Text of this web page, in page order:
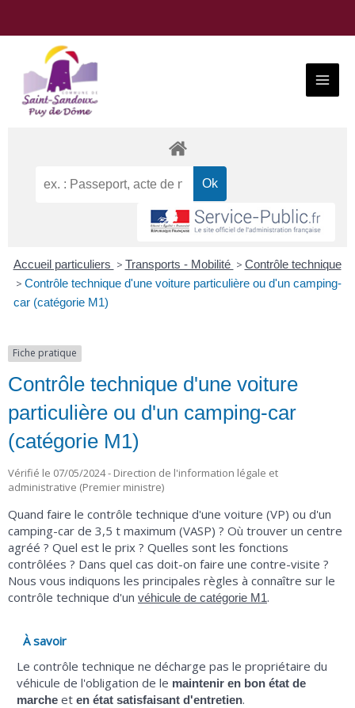
Menu
Accueil particuliers > Transports - Mobilité > Contrôle technique
> Contrôle technique d'une voiture particulière ou d'un camping-
car (catégorie M1)
Fiche pratique
Contrôle technique d'une voiture
particulière ou d'un camping-car
(catégorie M1)
Vérifié le 07/05/2024 - Direction de l'information légale et
administrative (Premier ministre)
Quand faire le contrôle technique d'une voiture (VP) ou d'un
camping-car de 3,5 t maximum (VASP) ? Où trouver un centre
agréé ? Quel est le prix ? Quelles sont les fonctions
contrôlées ? Dans quel cas doit-on faire une contre-visite ?
Nous vous indiquons les principales règles à connaître sur le
contrôle technique d'un véhicule de catégorie M1.
À savoir
Le contrôle technique ne décharge pas le propriétaire du
véhicule de l'obligation de le maintenir en bon état de
marche eten état satisfaisant d'entretien.